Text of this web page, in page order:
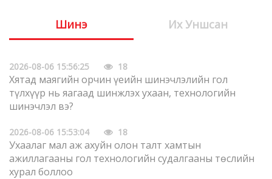
Шинэ Их Уншсан
2026-08-06 15:56:25 18
Хятад маягийн орчин үеийн шинэчлэлийн гол
түлхүүр нь яагаад шинжлэх ухаан, технологийн
шинэчлэл вэ?
2026-08-06 15:53:04 18
Ухаалаг мал аж ахуйн олон талт хамтын
ажиллагааны гол технологийн судалгааны төслийн
хурал боллоо